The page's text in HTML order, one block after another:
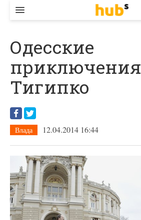
ЕКОНОМІКА
БІЗНЕС
СТАРТЕР
КОНТАКТИ
Одесские
приключения
Тигипко
Влада 12.04.2014 16:44